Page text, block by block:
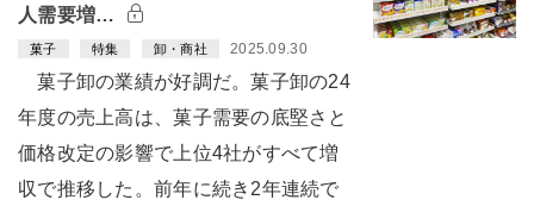
人需要増…
菓子 特集 卸・商社 2025.09.30
菓子卸の業績が好調だ。菓子卸の24
年度の売上高は、菓子需要の底堅さと
価格改定の影響で上位4社がすべて増
収で推移した。前年に続き2年連続で